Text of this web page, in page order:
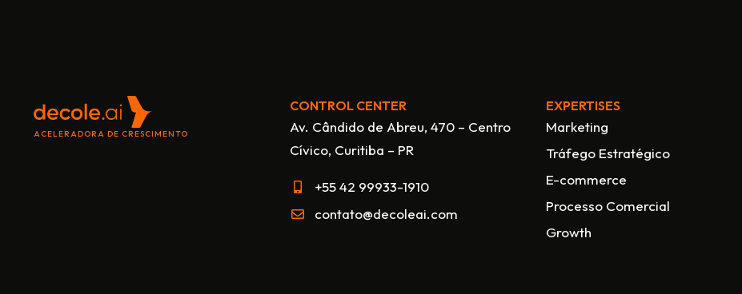
ACELERADORA DE CRESCIMENTO
CONTROL CENTER
Av. Cândido de Abreu, 470 – Centro
Cívico, Curitiba – PR
+55 42 99933-1910
contato@decoleai.com
EXPERTISES
Marketing
Tráfego Estratégico
E-commerce
Processo Comercial
Growth